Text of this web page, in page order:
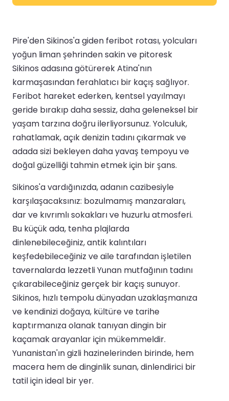
Pire'den Sikinos'a giden feribot rotası, yolcuları
yoğun liman şehrinden sakin ve pitoresk
Sikinos adasına götürerek Atina'nın
karmaşasından ferahlatıcı bir kaçış sağlıyor.
Feribot hareket ederken, kentsel yayılmayı
geride bırakıp daha sessiz, daha geleneksel bir
yaşam tarzına doğru ilerliyorsunuz. Yolculuk,
rahatlamak, açık denizin tadını çıkarmak ve
adada sizi bekleyen daha yavaş tempoyu ve
doğal güzelliği tahmin etmek için bir şans.
Sikinos'a vardığınızda, adanın cazibesiyle
karşılaşacaksınız: bozulmamış manzaraları,
dar ve kıvrımlı sokakları ve huzurlu atmosferi.
Bu küçük ada, tenha plajlarda
dinlenebileceğiniz, antik kalıntıları
keşfedebileceğiniz ve aile tarafından işletilen
tavernalarda lezzetli Yunan mutfağının tadını
çıkarabileceğiniz gerçek bir kaçış sunuyor.
Sikinos, hızlı tempolu dünyadan uzaklaşmanıza
ve kendinizi doğaya, kültüre ve tarihe
kaptırmanıza olanak tanıyan dingin bir
kaçamak arayanlar için mükemmeldir.
Yunanistan'ın gizli hazinelerinden birinde, hem
macera hem de dinginlik sunan, dinlendirici bir
tatil için ideal bir yer.